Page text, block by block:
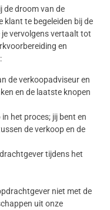
de droom van de
klant te begeleiden bij de
vervolgens vertaalt tot
en
de verkoopadviseur en
en de laatste knopen
het proces; jij bent en
de verkoop en de
tijdens het
niet met de
uit onze